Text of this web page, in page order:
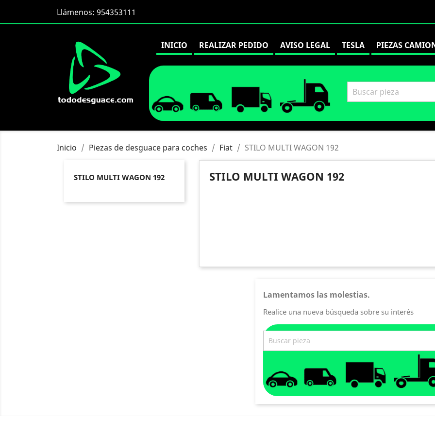
Llámenos: 954353111
INICIO REALIZAR PEDIDO AVISO LEGAL TESLA PIEZAS
Inicio Piezas de desguace para coches Fiat STILO MULTI WAGON 192
STILO MULTI WAGON 192 STILO MULTI WAGON 192
Lamentamos las molestias.
Realice una nueva búsqueda sobre su interés